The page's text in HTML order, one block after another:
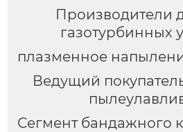
Производители
газотурбинных
плазменное
Ведущий
Сегмент бандажного